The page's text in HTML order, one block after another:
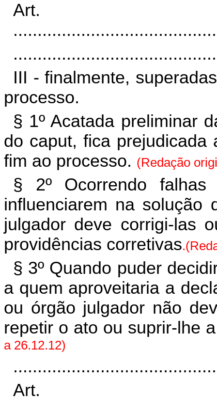
III - finalmente,
processo.
§ 1º Acatada preliminar
do caput, fica
fim ao processo. (Redação
§ 2º Ocorrendo falhas
influenciarem na solução
julgador deve corrigi-las
providências corretivas
§ 3º Quando puder
a quem aproveitaria a
ou órgão julgador não
repetir o ato ou suprir-lhe
a 26.12.12)
Art.